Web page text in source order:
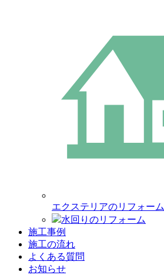
エクステリアのリフォーム
水回りのリフォーム
施工事例
施工の流れ
よくある質問
お知らせ